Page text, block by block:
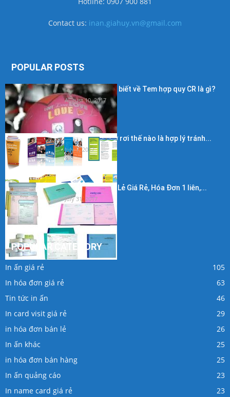
Contact us: inan.giahuy.vn@gmail.com
POPULAR POSTS
Những điều cần biết về Tem hợp quy CR là gì?
August 10, 2017
Kích thước in tờ rơi thế nào là hợp lý tránh...
July 7, 2017
In Hóa Đơn Bán Lẻ Giá Rẻ, Hóa Đơn 1 liên,...
July 31, 2017
POPULAR CATEGORY
In ấn giá rẻ
105
In hóa đơn giá rẻ
63
Tin tức in ấn
46
In card visit giá rẻ
29
in hóa đơn bán lẻ
26
In ấn khác
25
in hóa đơn bán hàng
25
In ấn quảng cáo
23
In name card giá rẻ
23